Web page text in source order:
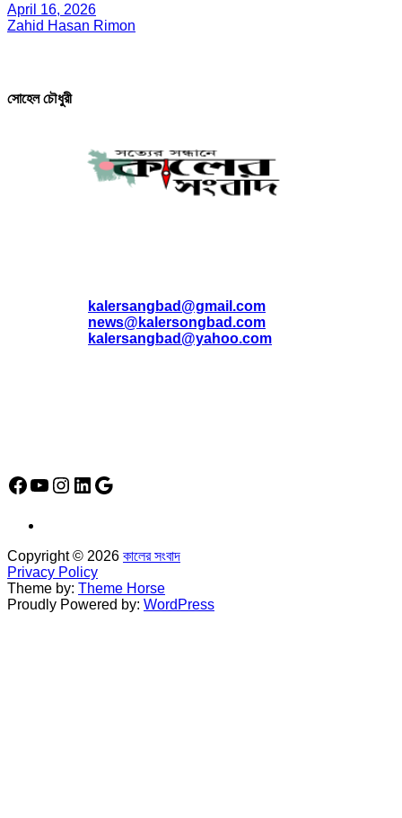
April 16, 2026
Zahid Hasan Rimon
সোহেল চৌধুরী
kalersangbad@gmail.com
news@kalersongbad.com
kalersangbad@yahoo.com
Facebook
YouTube
Instagram
LinkedIn
Google
Copyright © 2026 কালের সংবাদ
Privacy Policy
Theme by: Theme Horse
Proudly Powered by: WordPress